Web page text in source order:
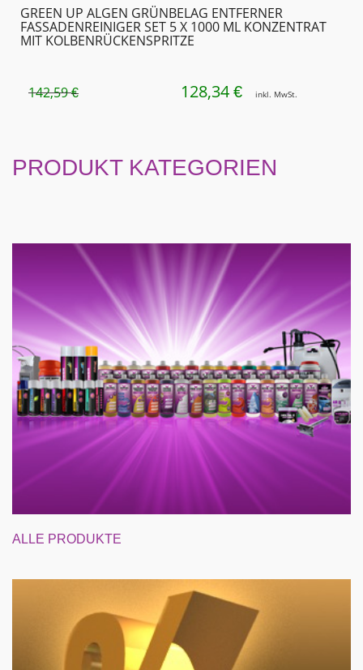
GREEN UP ALGEN GRÜNBELAG ENTFERNER
FASSADENREINIGER SET 5 X 1000 ML KONZENTRAT
MIT KOLBENRÜCKEN­SPRITZE
142,59€
URSPRÜNGLICHER
142,59 €
128,34 €AKTUELLER
128,34 €.
inkl. MwSt.
PRODUKT KATEGORIEN
ALLE PRODUKTE